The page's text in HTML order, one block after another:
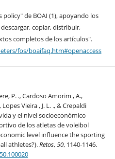
policy" de BOAI (1), apoyando los
copiar, distribuir,
completos de los artículos".
fos/boaifaq.htm#openaccess
P. ., Cardoso Amorim , A.,
Vieira , J. L. ., & Crepaldi
y el nivel socioeconómico
de los atletas de voleibol
level influence the sporting
athletes?).Retos,50, 1140-1146.